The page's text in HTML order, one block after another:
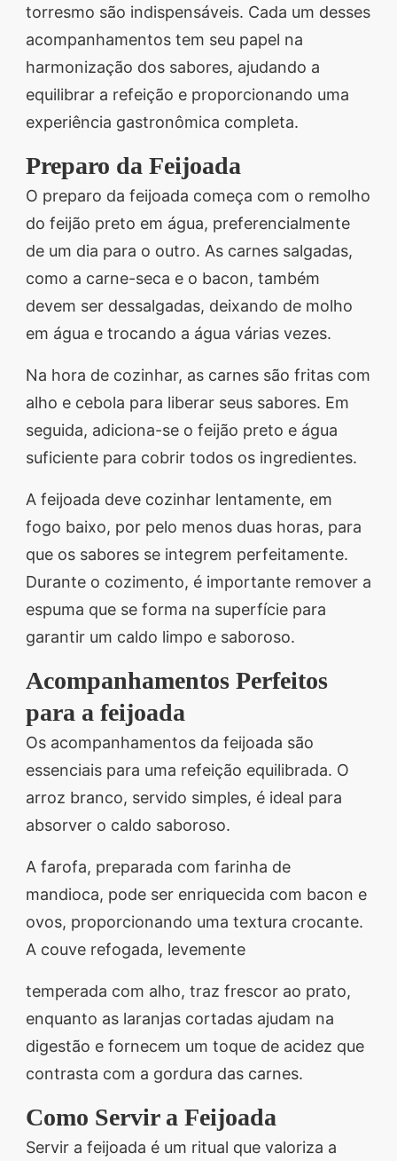
torresmo são indispensáveis. Cada um desses
acompanhamentos tem seu papel na
harmonização dos sabores, ajudando a
equilibrar a refeição e proporcionando uma
experiência gastronômica completa.
Preparo da Feijoada
O preparo da feijoada começa com o remolho
do feijão preto em água, preferencialmente
de um dia para o outro. As carnes salgadas,
como a carne-seca e o bacon, também
devem ser dessalgadas, deixando de molho
em água e trocando a água várias vezes.
Na hora de cozinhar, as carnes são fritas com
alho e cebola para liberar seus sabores. Em
seguida, adiciona-se o feijão preto e água
suficiente para cobrir todos os ingredientes.
A feijoada deve cozinhar lentamente, em
fogo baixo, por pelo menos duas horas, para
que os sabores se integrem perfeitamente.
Durante o cozimento, é importante remover a
espuma que se forma na superfície para
garantir um caldo limpo e saboroso.
Acompanhamentos Perfeitos
para a feijoada
Os acompanhamentos da feijoada são
essenciais para uma refeição equilibrada. O
arroz branco, servido simples, é ideal para
absorver o caldo saboroso.
A farofa, preparada com farinha de
mandioca, pode ser enriquecida com bacon e
ovos, proporcionando uma textura crocante.
A couve refogada, levemente
temperada com alho, traz frescor ao prato,
enquanto as laranjas cortadas ajudam na
digestão e fornecem um toque de acidez que
contrasta com a gordura das carnes.
Como Servir a Feijoada
Servir a feijoada é um ritual que valoriza a